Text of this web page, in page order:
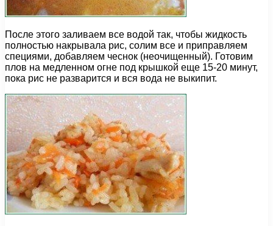
После этого заливаем все водой так, чтобы жидкость
полностью накрывала рис, солим все и приправляем
специями, добавляем чеснок (неочищенный). Готовим
плов на медленном огне под крышкой еще 15-20 минут,
пока рис не разварится и вся вода не выкипит.